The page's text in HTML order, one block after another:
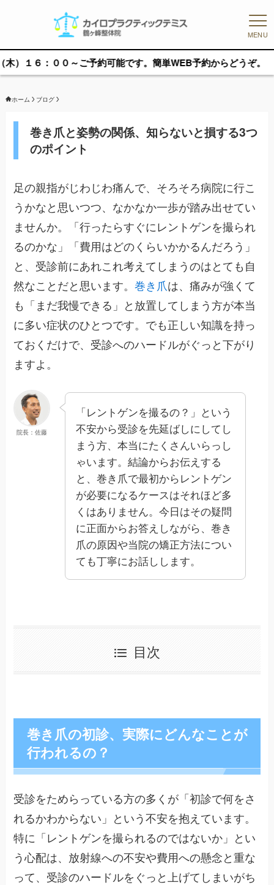
MENU
０～ご予約可能です。簡単WEB予約からどうぞ。
ホーム ブログ
巻き爪と姿勢の関係、知らないと損する3つ
のポイント
足の親指がじわじわ痛んで、そろそろ病院に行こ
うかなと思いつつ、なかなか一歩が踏み出せてい
ませんか。「行ったらすぐにレントゲンを撮られ
るのかな」「費用はどのくらいかかるんだろう」
と、受診前にあれこれ考えてしまうのはとても自
然なことだと思います。巻き爪は、痛みが強くて
も「まだ我慢できる」と放置してしまう方が本当
に多い症状のひとつです。でも正しい知識を持っ
ておくだけで、受診へのハードルがぐっと下がり
ますよ。
院長：佐藤
「レントゲンを撮るの？」という
不安から受診を先延ばしにしてし
まう方、本当にたくさんいらっし
ゃいます。結論からお伝えする
と、巻き爪で最初からレントゲン
が必要になるケースはそれほど多
くはありません。今日はその疑問
に正面からお答えしながら、巻き
爪の原因や当院の矯正方法につい
ても丁寧にお話しします。
目次
巻き爪の初診、実際にどんなことが
行われるの？
受診をためらっている方の多くが「初診で何をさ
れるかわからない」という不安を抱えています。
特に「レントゲンを撮られるのではないか」とい
う心配は、放射線への不安や費用への懸念と重な
って、受診のハードルをぐっと上げてしまいがち